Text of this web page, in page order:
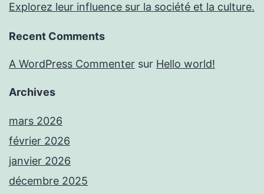
Explorez leur influence sur la société et la culture.
Recent Comments
A WordPress Commenter sur Hello world!
Archives
mars 2026
février 2026
janvier 2026
décembre 2025